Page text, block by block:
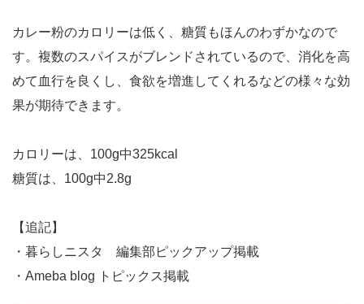
カレー粉のカロリーは低く、糖質もほんのわずかなので
す。複数のスパイスがブレンドされているので、消化を高
めて血行を良くし、食欲を増進してくれるなどの様々な効
果が期待できます。
カロリーは、100g中325kcal
糖質は、100g中2.8g
【追記】
・暮らしニスタ 編集部ピックアップ掲載
・Ameba blog トピックス掲載